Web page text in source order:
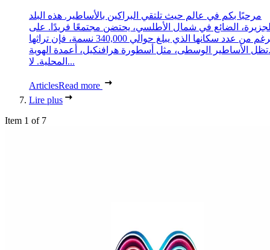
مرحبًا بكم في عالم حيث تلتقي البراكين بالأساطير. هذه البلد
الضائع في شمال الأطلسي، يحتضن مجتمعًا فريدًا. على
الرغم من عدد سكانها الذي يبلغ حوالي 340,000 نسمة، فإن تراثها
الأساطير الوسطى، مثل أسطورة هرافنكيل، أعمدة الهوية
المحلية. لا...
ArticlesRead more
Lire plus
Item 1 of 7